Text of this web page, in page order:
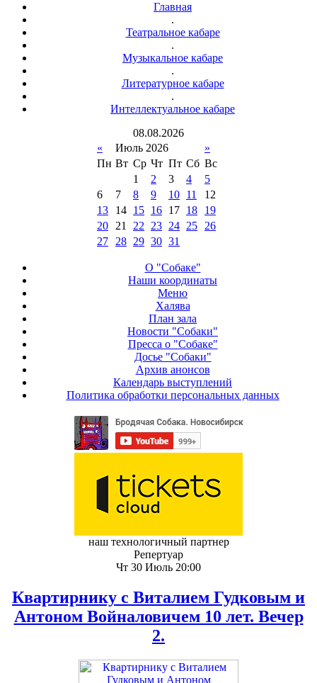
Главная
.
Театральное кабаре
.
Музыкальное кабаре
.
Литературное кабаре
.
Интеллектуальное кабаре
08.08.2026
«
Июль 2026
»
Пн Вт Ср Чт Пт Сб Вс
1
2 3 4
5
6
7 8 9 10 11
12
13
14 15 16 17 18
19
20
21 22 23 24 25
26
27
28 29 30 31
О "Собаке"
Наши координаты
Меню
Халява
План зала
Новости "Собаки"
Пресса о "Собаке"
Досье "Собаки"
Архив анонсов
Календарь выступлений
Политика обработки персональных данных
наш технологичный партнер
Репертуар
Чт 30 Июль 20:00
Квартирнику с Виталием Гудковым и
Антоном Войналовичем 10 лет. Вечер
2.